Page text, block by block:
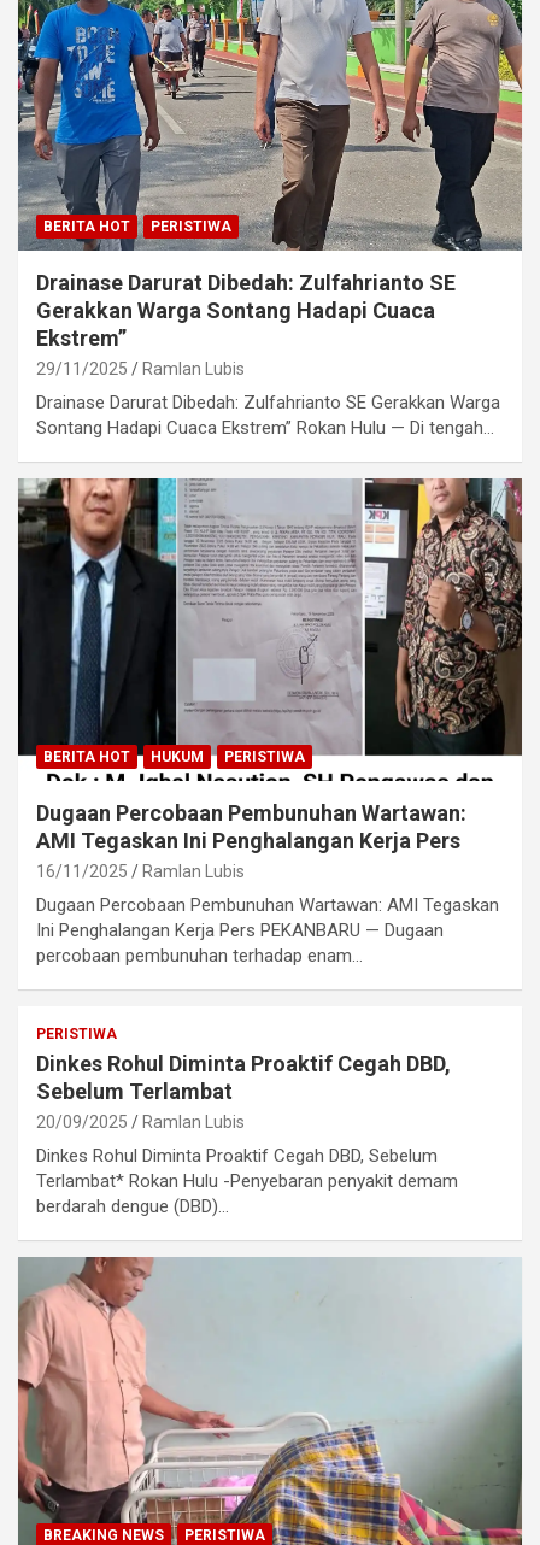
BERITA HOT PERISTIWA
Drainase Darurat Dibedah: Zulfahrianto SE
Gerakkan Warga Sontang Hadapi Cuaca
Ekstrem”
29/11/2025 Ramlan Lubis
Drainase Darurat Dibedah: Zulfahrianto SE Gerakkan Warga
Sontang Hadapi Cuaca Ekstrem” Rokan Hulu — Di tengah…
BERITA HOT HUKUM PERISTIWA
Dugaan Percobaan Pembunuhan Wartawan:
AMI Tegaskan Ini Penghalangan Kerja Pers
16/11/2025 Ramlan Lubis
Dugaan Percobaan Pembunuhan Wartawan: AMI Tegaskan
Ini Penghalangan Kerja Pers PEKANBARU — Dugaan
percobaan pembunuhan terhadap enam…
PERISTIWA
Dinkes Rohul Diminta Proaktif Cegah DBD,
Sebelum Terlambat
20/09/2025 Ramlan Lubis
Dinkes Rohul Diminta Proaktif Cegah DBD, Sebelum
Terlambat* Rokan Hulu -Penyebaran penyakit demam
berdarah dengue (DBD)…
BREAKING NEWS PERISTIWA